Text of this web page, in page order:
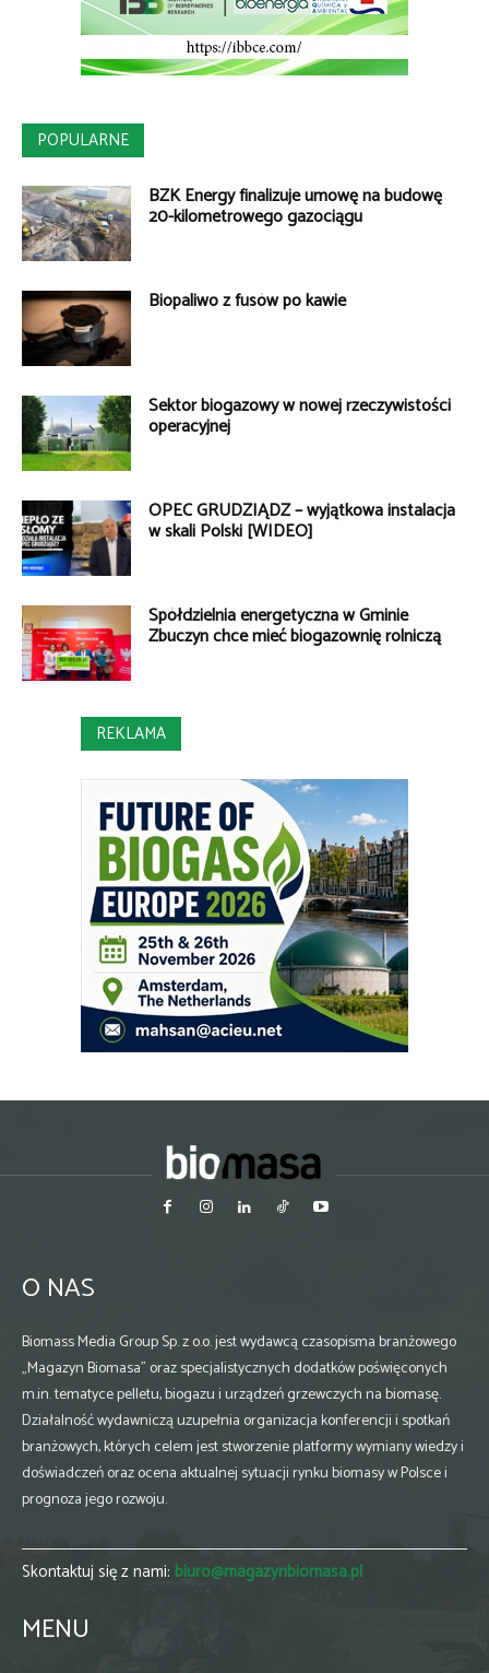
POPULARNE
BZK Energy finalizuje umowę na budowę
20-kilometrowego gazociągu
Biopaliwo z fusów po kawie
Sektor biogazowy w nowej rzeczywistości
operacyjnej
OPEC GRUDZIĄDZ – wyjątkowa instalacja
w skali Polski [WIDEO]
Spółdzielnia energetyczna w Gminie
Zbuczyn chce mieć biogazownię rolniczą
REKLAMA
O NAS
Biomass Media Group Sp. z o.o. jest wydawcą czasopisma branżowego
„Magazyn Biomasa” oraz specjalistycznych dodatków poświęconych
m.in. tematyce pelletu, biogazu i urządzeń grzewczych na biomasę.
Działalność wydawniczą uzupełnia organizacja konferencji i spotkań
branżowych, których celem jest stworzenie platformy wymiany wiedzy i
doświadczeń oraz ocena aktualnej sytuacji rynku biomasy w Polsce i
prognoza jego rozwoju.
Skontaktuj się z nami: biuro@magazynbiomasa.pl
MENU